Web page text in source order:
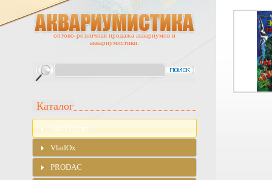
оптово-розничная продажа аквариумов и
аквариумистики.
Каталог
ЭKO Грунт
VladOx
PRODAC